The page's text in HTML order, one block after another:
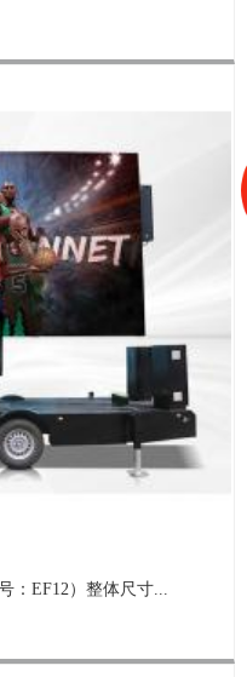
：EF12）整体尺寸...